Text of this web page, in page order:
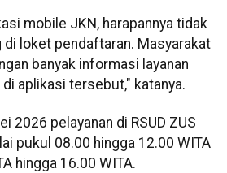
mobile JKN, harapannya tidak
di loket pendaftaran. Masyarakat
banyak informasi layanan
aplikasi tersebut," katanya.
2026 pelayanan di RSUD ZUS
pukul 08.00 hingga 12.00 WITA
hingga 16.00 WITA.